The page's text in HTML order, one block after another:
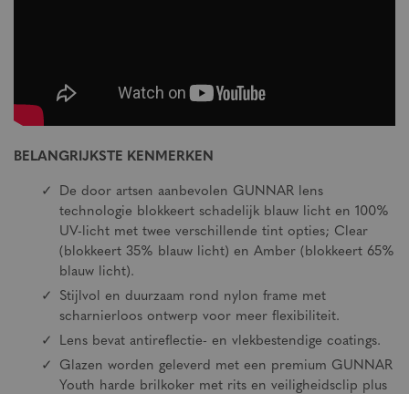
BELANGRIJKSTE KENMERKEN
De door artsen aanbevolen GUNNAR lens
technologie blokkeert schadelijk blauw licht en 100%
UV-licht met twee verschillende tint opties; Clear
(blokkeert 35% blauw licht) en Amber (blokkeert 65%
blauw licht).
Stijlvol en duurzaam rond nylon frame met
scharnierloos ontwerp voor meer flexibiliteit.
Lens bevat antireflectie- en vlekbestendige coatings.
Glazen worden geleverd met een premium GUNNAR
Youth harde brilkoker met rits en veiligheidsclip plus